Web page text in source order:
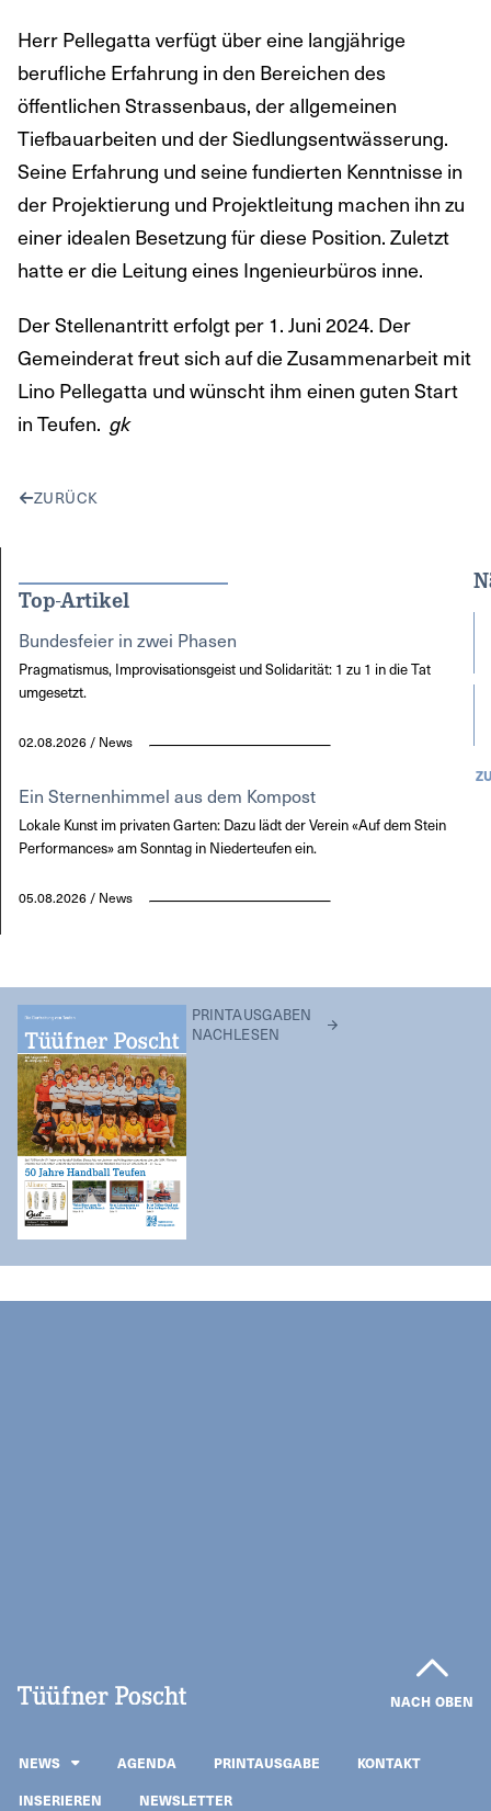
Herr Pellegatta verfügt über eine langjährige
berufliche Erfahrung in den Bereichen des
öffentlichen Strassenbaus, der allgemeinen
Tiefbauarbeiten und der Siedlungsentwässerung.
Seine Erfahrung und seine fundierten Kenntnisse in
der Projektierung und Projektleitung machen ihn zu
einer idealen Besetzung für diese Position. Zuletzt
hatte er die Leitung eines Ingenieurbüros inne.
Der Stellenantritt erfolgt per 1. Juni 2024. Der
Gemeinderat freut sich auf die Zusammenarbeit mit
Lino Pellegatta und wünscht ihm einen guten Start
in Teufen. gk
ZURÜCK
Top-Artikel
Bundesfeier in zwei Phasen
Pragmatismus, Improvisationsgeist und Solidarität: 1 zu 1 in die Tat
umgesetzt.
02.08.2026 / News
Ein Sternenhimmel aus dem Kompost
Lokale Kunst im privaten Garten: Dazu lädt der Verein «Auf dem Stein
Performances» am Sonntag in Niederteufen ein.
05.08.2026 / News
PRINTAUSGABEN
NACHLESEN
NACH OBEN
NEWS AGENDA PRINTAUSGABE
KONTAKT
INSERIEREN
NEWSLETTER